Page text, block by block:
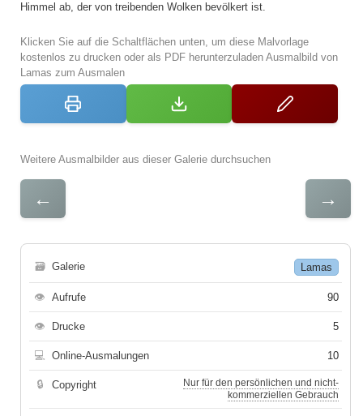
Himmel ab, der von treibenden Wolken bevölkert ist.
Klicken Sie auf die Schaltflächen unten, um diese Malvorlage
kostenlos zu drucken oder als PDF herunterzuladen Ausmalbild von
Lamas zum Ausmalen
Weitere Ausmalbilder aus dieser Galerie durchsuchen
← →
🗃 Galerie Lamas
👁 Aufrufe 90
👁 Drucke 5
💻 Online-Ausmalungen 10
🔒 Copyright
Nur für den persönlichen und nicht-
kommerziellen Gebrauch